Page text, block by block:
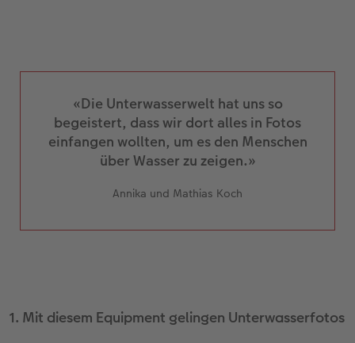
«Die Unterwasserwelt hat uns so
begeistert, dass wir dort alles in Fotos
einfangen wollten, um es den Menschen
über Wasser zu zeigen.»
Annika und Mathias Koch
1. Mit diesem Equipment gelingen Unterwasserfotos